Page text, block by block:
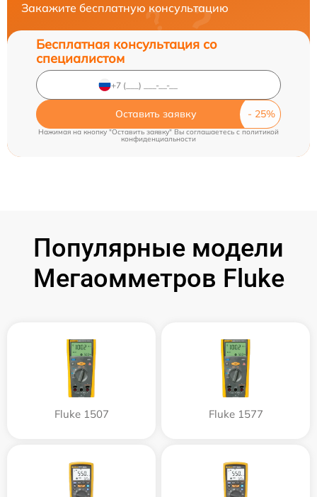
Закажите бесплатную консультацию
Бесплатная консультация со
специалистом
Оставить заявку
Нажимая на кнопку "Оставить заявку" Вы соглашаетесь cполитикой
конфиденциальности
Популярные модели
Мегаомметров Fluke
Fluke 1507 Fluke 1577